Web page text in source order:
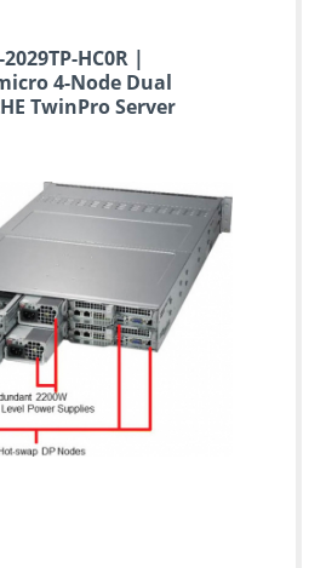
2029TP-HC0R |
4-Node Dual
TwinPro Server